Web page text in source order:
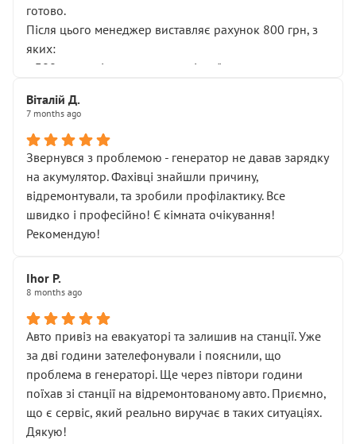
готово.
Після цього менеджер виставляє рахунок 800 грн, з
яких:
• 300 грн — діагностика гальмівної системи
НЕ погоджував
послуга. Тим більше, я був поруч і жодної реальної
діагностики ходової не проводилось. Після
зауваження гроші за цю “послугу” повернули, що
лише підтвердило мою правоту.
Але головне — я виїжджаю з боксу, і скрип у гальмах
залишився таким самим, як і був. Тобто оплачена
Далі ситуація тільки погіршилась:
• сказали, що тепер “потрібно знімати колеса”
• що біля авто стояти вже не можна
• почали озвучувати купу додаткових робіт без
чіткого пояснення
( ну все зняли та доробили) дякую!
Окремий момент, який виглядає абсурдно:
мені заявили, що бачок гальмівної рідини потрібно
міняти разом із головним гальмівним циліндром у
Віталій Д.
7 months ago
Звернувся з проблемою - генератор не давав зарядку
на акумулятор. Фахівці знайшли причину,
відремонтували, та зробили профілактику. Все
швидко і професійно! Є кімната очікування!
Рекомендую!
Ihor P.
8 months ago
Авто привіз на евакуаторі та залишив на станції. Уже
за дві години зателефонували і пояснили, що
проблема в генераторі. Ще через півтори години
поїхав зі станції на відремонтованому авто. Приємно,
що є сервіс, який реально виручає в таких ситуаціях.
Дякую!